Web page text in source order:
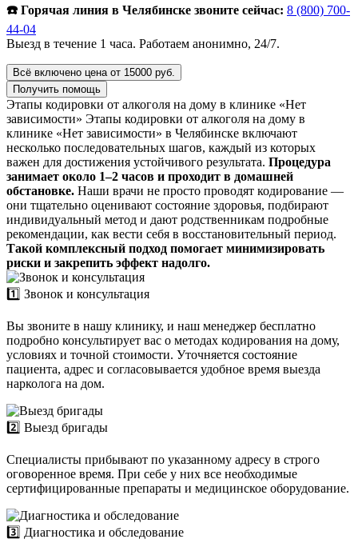
☎️ Горячая линия в Челябинске звоните сейчас: 8 (800) 700-
44-04
Выезд в течение 1 часа. Работаем анонимно, 24/7.
Всё включено цена от 15000 руб.
Получить помощь
Этапы кодировки от алкоголя на дому в клинике «Нет
зависимости» Этапы кодировки от алкоголя на дому в
клинике «Нет зависимости» в Челябинске включают
несколько последовательных шагов, каждый из которых
важен для достижения устойчивого результата. Процедура
занимает около 1–2 часов и проходит в домашней
обстановке. Наши врачи не просто проводят кодирование —
они тщательно оценивают состояние здоровья, подбирают
индивидуальный метод и дают родственникам подробные
рекомендации, как вести себя в восстановительный период.
Такой комплексный подход помогает минимизировать
риски и закрепить эффект надолго.
1️⃣ Звонок и консультация
Вы звоните в нашу клинику, и наш менеджер бесплатно
подробно консультирует вас о методах кодирования на дому,
условиях и точной стоимости. Уточняется состояние
пациента, адрес и согласовывается удобное время выезда
нарколога на дом.
2️⃣ Выезд бригады
Специалисты прибывают по указанному адресу в строго
оговоренное время. При себе у них все необходимые
сертифицированные препараты и медицинское оборудование.
3️⃣ Диагностика и обследование